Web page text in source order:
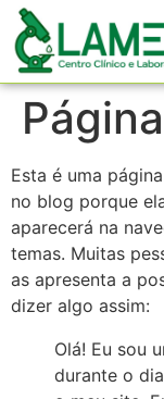
Esta é uma
no blog porque
aparecerá na
temas. Muitas
as apresenta a
dizer algo assim:
Olá! Eu sou
durante o